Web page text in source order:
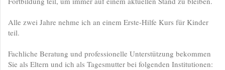
Alle zwei Jahre nehme ich an einem Erste-Hilfe Kurs für Kinder
teil.
Fachliche Beratung und professionelle Unterstützung bekommen
Sie als Eltern und ich als Tagesmutter bei folgenden Institutionen: